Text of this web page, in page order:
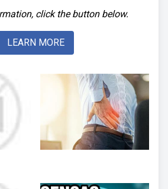
click the button below.
LEARN MORE